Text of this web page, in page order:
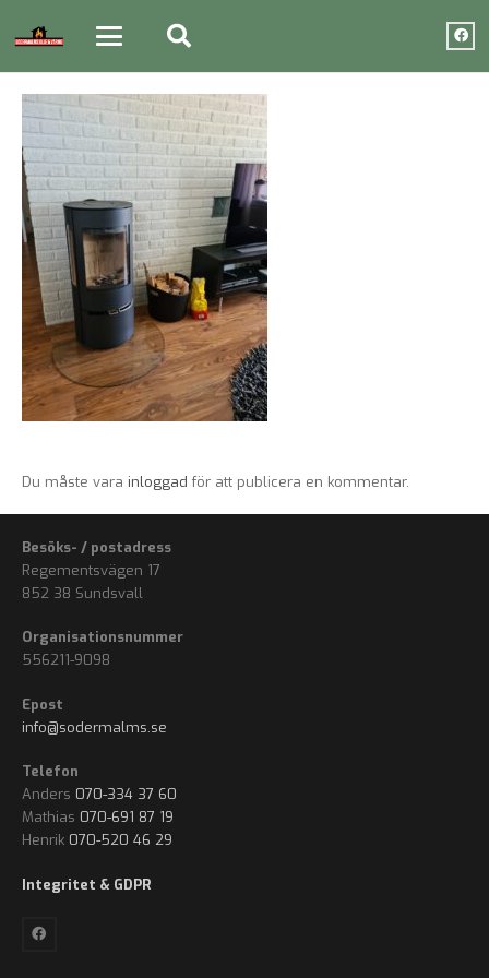
Du måste vara inloggad för att publicera en kommentar.
Besöks- / postadress
Regementsvägen 17
852 38 Sundsvall
Organisationsnummer
556211-9098
Epost
info@sodermalms.se
Telefon
Anders 070-334 37 60
Mathias 070-691 87 19
Henrik 070-520 46 29
Integritet & GDPR